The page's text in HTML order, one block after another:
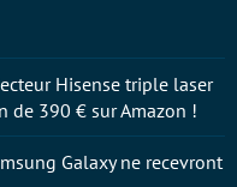
Hisense triple laser
de 390 € sur Amazon !
Galaxy ne recevront